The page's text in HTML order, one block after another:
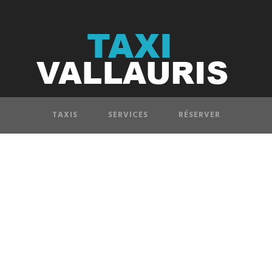
TAXIS SERVICES RÉSERVER